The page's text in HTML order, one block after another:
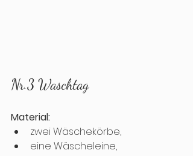
Nr.3 Waschtag
Material:
zwei Wäschekörbe,
eine Wäscheleine,